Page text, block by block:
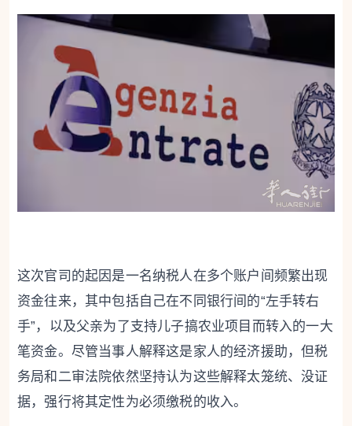
这次官司的起因是一名纳税人在多个账户间频繁出现
资金往来，其中包括自己在不同银行间的“左手转右
手”，以及父亲为了支持儿子搞农业项目而转入的一大
笔资金。尽管当事人解释这是家人的经济援助，但税
务局和二审法院依然坚持认为这些解释太笼统、没证
据，强行将其定性为必须缴税的收入。